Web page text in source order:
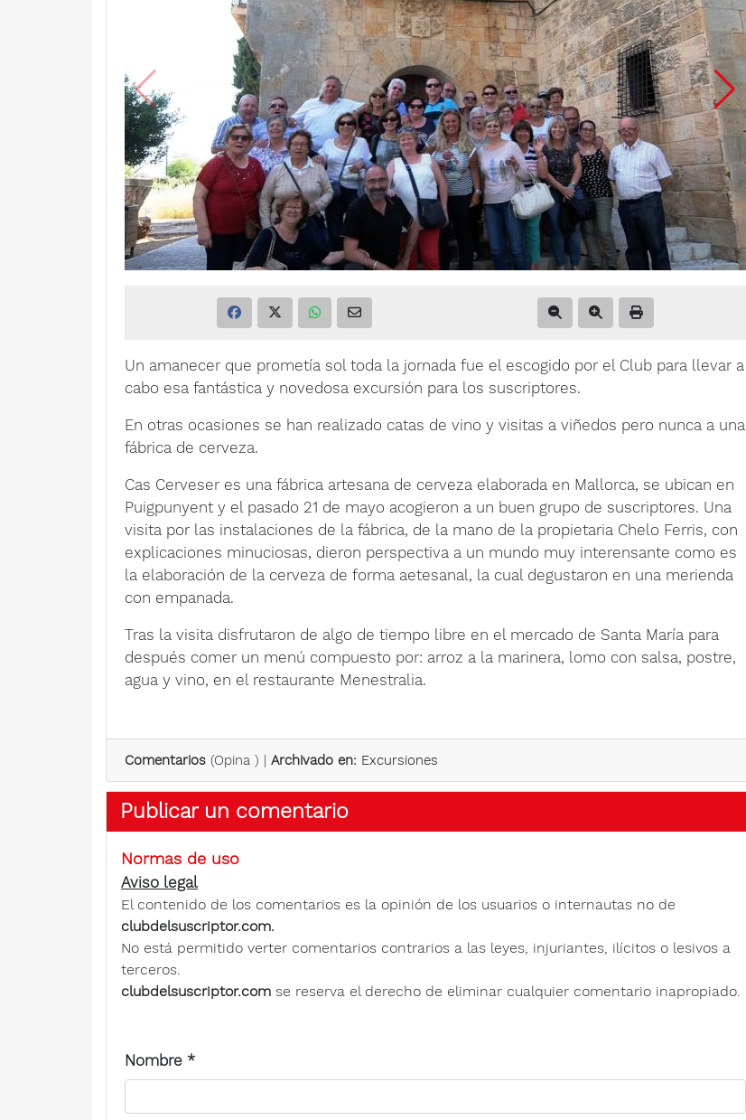
Un amanecer que prometía sol toda la jornada fue el escogido por el Club para llevar a
cabo esa fantástica y novedosa excursión para los suscriptores.
En otras ocasiones se han realizado catas de vino y visitas a viñedos pero nunca a una
fábrica de cerveza.
Cas Cerveser es una fábrica artesana de cerveza elaborada en Mallorca, se ubican en
Puigpunyent y el pasado 21 de mayo acogieron a un buen grupo de suscriptores. Una
visita por las instalaciones de la fábrica, de la mano de la propietaria Chelo Ferris, con
explicaciones minuciosas, dieron perspectiva a un mundo muy interensante como es
la elaboración de la cerveza de forma aetesanal, la cual degustaron en una merienda
con empanada.
Tras la visita disfrutaron de algo de tiempo libre en el mercado de Santa María para
después comer un menú compuesto por: arroz a la marinera, lomo con salsa, postre,
agua y vino, en el restaurante Menestralia.
Comentarios (Opina ) | Archivado en: Excursiones
Publicar un comentario
Normas de uso
Aviso legal
El contenido de los comentarios es la opinión de los usuarios o internautas no de
clubdelsuscriptor.com.
No está permitido verter comentarios contrarios a las leyes, injuriantes, ilícitos o lesivos a
terceros.
clubdelsuscriptor.com se reserva el derecho de eliminar cualquier comentario inapropiado.
Nombre *